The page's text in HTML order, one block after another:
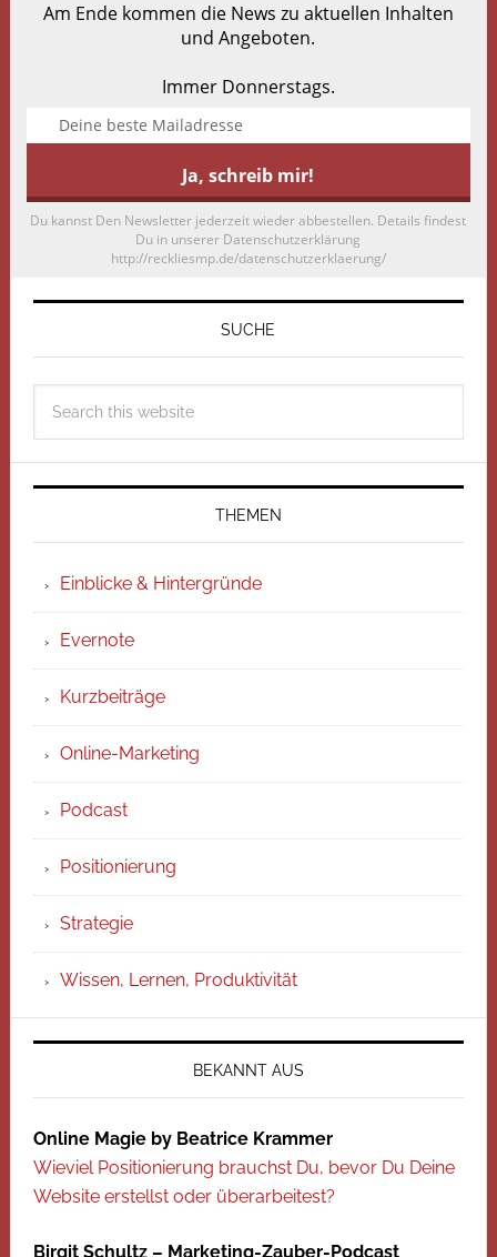
Am Ende kommen die News zu aktuellen Inhalten
und Angeboten.
Immer Donnerstags.
Du kannst Den Newsletter jederzeit wieder abbestellen. Details findest
Du in unserer Datenschutzerklärung
http://reckliesmp.de/datenschutzerklaerung/
SUCHE
THEMEN
Einblicke & Hintergründe
Evernote
Kurzbeiträge
Online-Marketing
Podcast
Positionierung
Strategie
Wissen, Lernen, Produktivität
BEKANNT AUS
Online Magie by Beatrice Krammer
Wieviel Positionierung brauchst Du, bevor Du Deine
Website erstellst oder überarbeitest?
Birgit Schultz – Marketing-Zauber-Podcast